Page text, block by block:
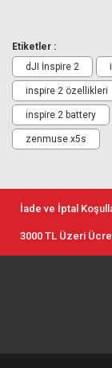
Etiketler :
dJI İnspire 2
inspire 2 özellikleri
inspire 2 battery
zenmuse x5s
İade ve İptal
3000 TL Üzeri